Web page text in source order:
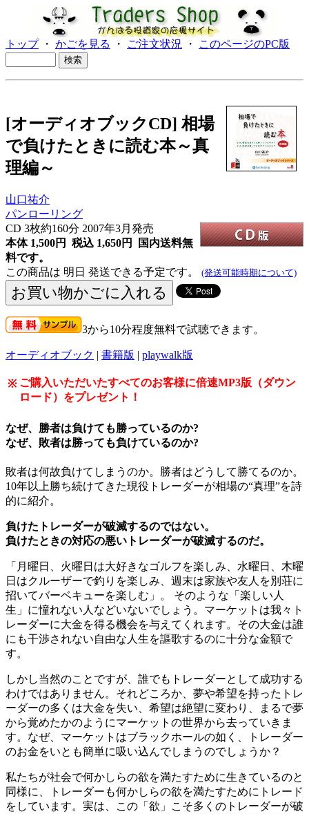
トップ・ かごを見る ・ ご注文状況 ・ このページのPC版
[オーディオブックCD] 相場
で負けたときに読む本～真
理編～
山口祐介
パンローリング
CD 3枚約160分 2007年3月発売
本体 1,500円 税込 1,650円
国内送料無
料です。
この商品は 明日 発送できる予定です。 (発送可能時期について)
3から10分程度無料で試聴できます。
オーディオブック | 書籍版 | playwalk版
※ ご購入いただいたすべてのお客様に倍速MP3版（ダウン
ロード）をプレゼント！
なぜ、勝者は負けても勝っているのか?
なぜ、敗者は勝っても負けているのか?
敗者は何故負けてしまうのか。勝者はどうして勝てるのか。
10年以上勝ち続けてきた現役トレーダーが相場の“真理”を詩
的に紹介。
負けたトレーダーが破滅するのではない。
負けたときの対応の悪いトレーダーが破滅するのだ。
「月曜日、火曜日は大好きなゴルフを楽しみ、水曜日、木曜
日はクルーザーで釣りを楽しみ、週末は家族や友人を別荘に
招いてバーベキューを楽しむ」。 そのような「楽しい人
生」に憧れない人などいないでしょう。マーケットは我々ト
レーダーに大金を得る機会を与えてくれます。その大金は誰
にも干渉されない自由な人生を謳歌するのに十分な金額で
す。
しかし当然のことですが、誰でもトレーダーとして成功する
わけではありません。それどころか、夢や希望を持ったトレ
ーダーの多くは大金を失い、希望は絶望に変わり、まるで夢
から覚めたかのようにマーケットの世界から去っていきま
す。なぜ、マーケットはブラックホールの如く、トレーダー
のお金をいとも簡単に吸い込んでしまうのでしょうか？
私たちが社会で何かしらの欲を満たすために生きているのと
同様に、トレーダーも何かしらの欲を満たすためにトレード
をしています。実は、この「欲」こそ多くのトレーダーが破